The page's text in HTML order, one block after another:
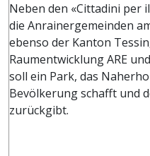
Neben den «Cittadini per
die Anrainergemeinden
ebenso der Kanton
Raumentwicklung ARE
soll ein Park, das
Bevölkerung schafft und
zurückgibt.